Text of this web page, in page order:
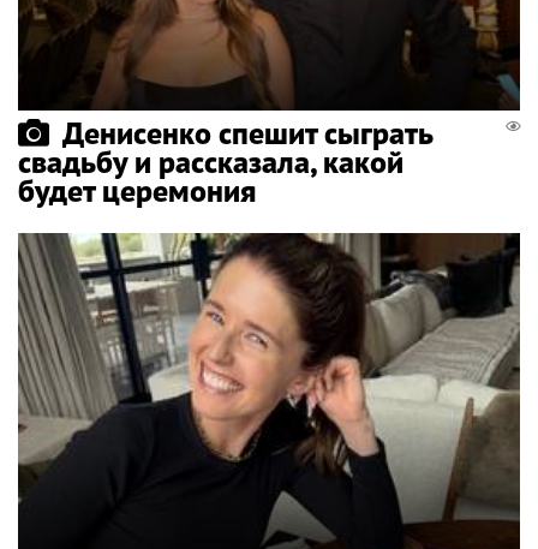
Денисенко спешит сыграть
свадьбу и рассказала, какой
будет церемония